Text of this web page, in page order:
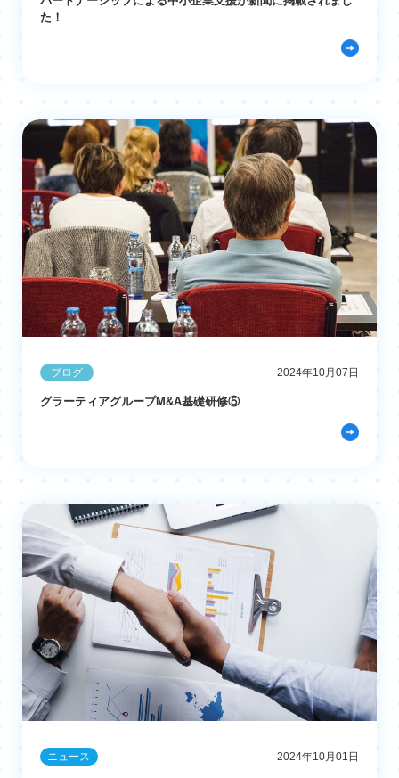
た！
ブログ 2024年10月07日
グラーティアグループM&A基礎研修⑤
ニュース 2024年10月01日